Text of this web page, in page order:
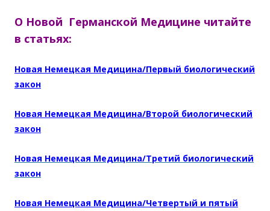
О Новой Германской Медицине читайте
в статьях:
Новая Немецкая Медицина/Первый биологический
закон
Новая Немецкая Медицина/Второй биологический
закон
Новая Немецкая Медицина/Третий биологический
закон
Новая Немецкая Медицина/Четвертый и пятый